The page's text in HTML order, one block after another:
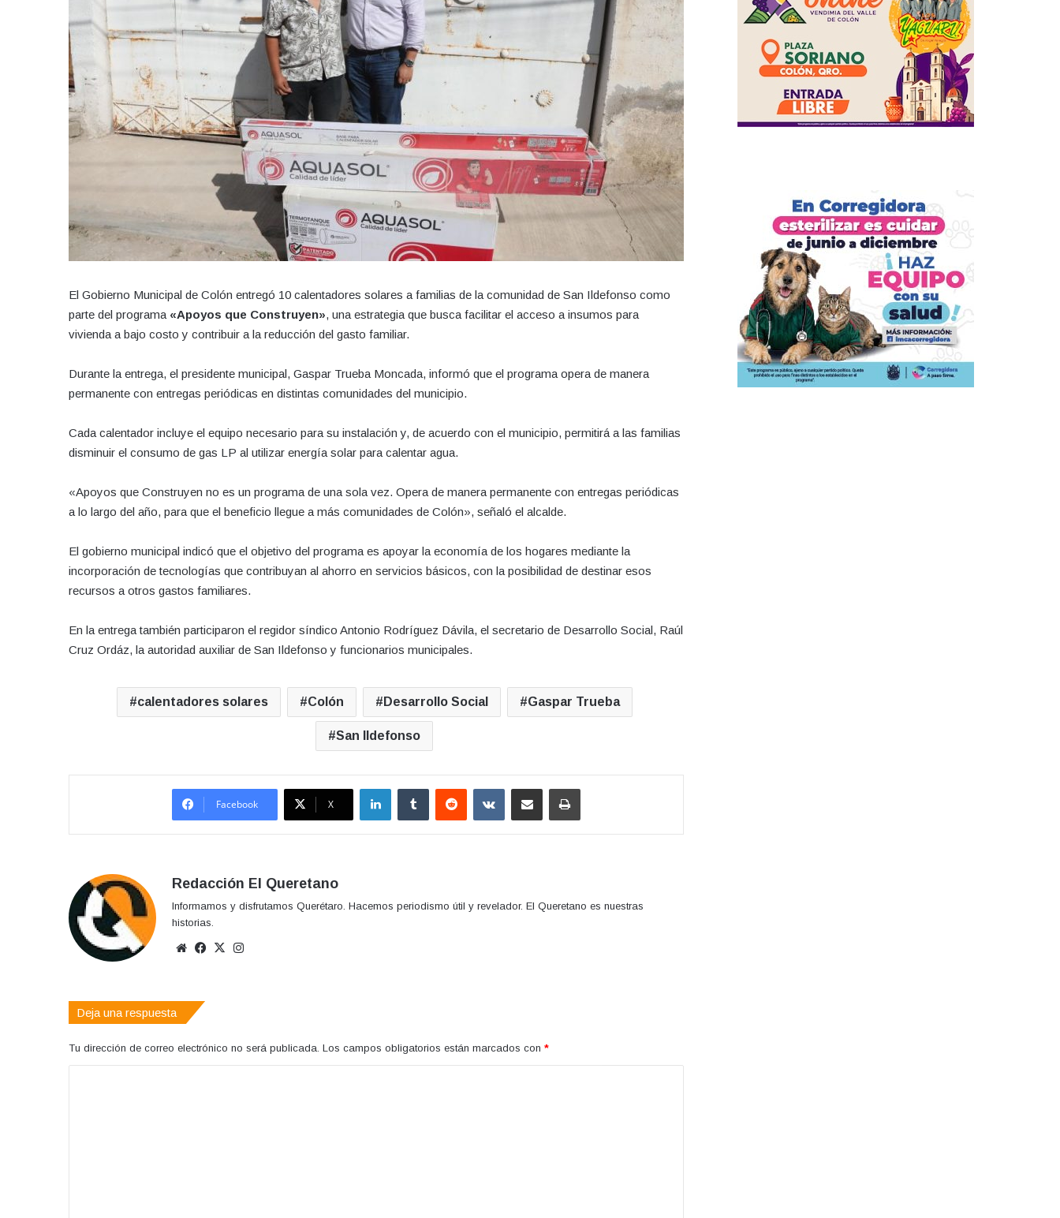
El Gobierno Municipal de Colón entregó 10 calentadores solares a familias de la comunidad de San Ildefonso como
parte del programa «Apoyos que Construyen», una estrategia que busca facilitar el acceso a insumos para
vivienda a bajo costo y contribuir a la reducción del gasto familiar.
Durante la entrega, el presidente municipal, Gaspar Trueba Moncada, informó que el programa opera de manera
permanente con entregas periódicas en distintas comunidades del municipio.
Cada calentador incluye el equipo necesario para su instalación y, de acuerdo con el municipio, permitirá a las familias
disminuir el consumo de gas LP al utilizar energía solar para calentar agua.
«Apoyos que Construyen no es un programa de una sola vez. Opera de manera permanente con entregas periódicas
a lo largo del año, para que el beneficio llegue a más comunidades de Colón», señaló el alcalde.
El gobierno municipal indicó que el objetivo del programa es apoyar la economía de los hogares mediante la
incorporación de tecnologías que contribuyan al ahorro en servicios básicos, con la posibilidad de destinar esos
recursos a otros gastos familiares.
En la entrega también participaron el regidor síndico Antonio Rodríguez Dávila, el secretario de Desarrollo Social, Raúl
Cruz Ordáz, la autoridad auxiliar de San Ildefonso y funcionarios municipales.
calentadores solares Colón Desarrollo Social Gaspar Trueba
San Ildefonso
Facebook X
LinkedInTumblr Reddit VKontakteCompartir por correo electrónicoImprimir
Redacción El Queretano
Informamos y disfrutamos Querétaro. Hacemos periodismo útil y revelador. El Queretano es nuestras
historias.
Sitio
Facebook
X
Deja una respuesta
Tu dirección de correo electrónico no será publicada. Los campos obligatorios están marcados con *